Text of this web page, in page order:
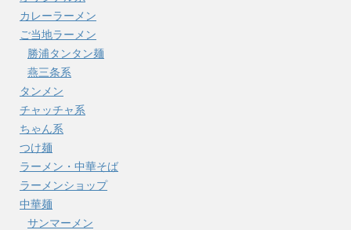
カレーラーメン
ご当地ラーメン
勝浦タンタン麺
燕三条系
タンメン
チャッチャ系
ちゃん系
つけ麺
ラーメン・中華そば
ラーメンショップ
中華麺
サンマーメン